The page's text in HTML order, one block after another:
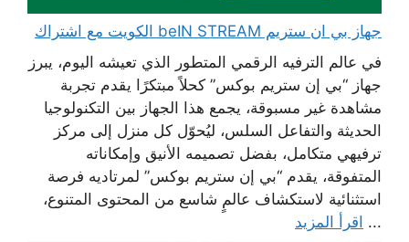
جهاز بي ان ستريم beIN STREAM الكويت مع اشتراك
في عالم الترفيه الرقمي المتطور الذي تعيشه اليوم، يبرز
جهاز “بي إن ستريم بوكس” كحلاً مبتكرًا يقدم تجربة
مشاهدة غير مسبوقة، يجمع هذا الجهاز بين التكنولوجيا
الحديثة والتفاعل السلس، ليُحوّل كل منزل إلى مركز
ترفيهي متكامل، بفضل تصميمه الأنيق وإمكاناته
المتفوقة، يقدم “بي إن ستريم بوكس” لمرتاديه فرصة
استثنائية لاستكشاف عالمٍ شاسع من المحتوى المتنوع،
... اقرأ المزيد